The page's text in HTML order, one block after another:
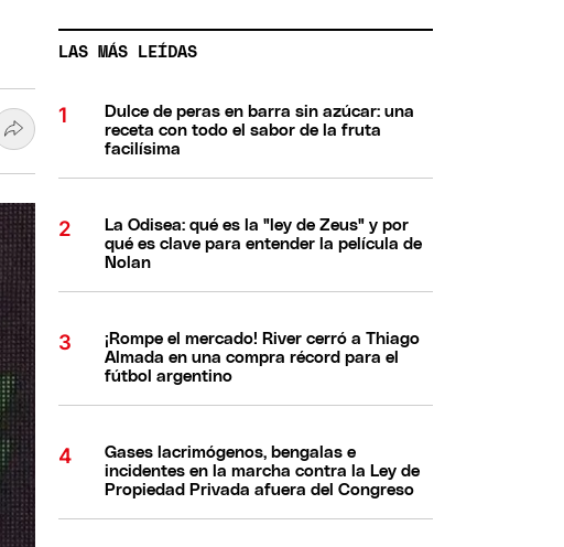
LAS MÁS LEÍDAS
Dulce de peras en barra sin azúcar: una
receta con todo el sabor de la fruta
facilísima
La Odisea: qué es la "ley de Zeus" y por
qué es clave para entender la película de
Nolan
¡Rompe el mercado! River cerró a Thiago
Almada en una compra récord para el
fútbol argentino
Gases lacrimógenos, bengalas e
incidentes en la marcha contra la Ley de
Propiedad Privada afuera del Congreso